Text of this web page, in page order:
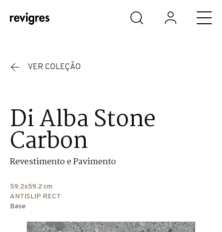
Saltar para o conteúdo principal
VER COLEÇÃO
Di Alba Stone
Carbon
Revestimento e Pavimento
59.2x59.2 cm
ANTISLIP RECT
Base